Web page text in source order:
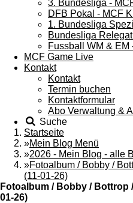
3. Bundesliga -
DFB Pokal - MCF
1. Bundesliga
Bundesliga
Fussball WM & EM
MCF Game Live
Kontakt
Kontakt
Termin buchen
Kontaktformular
Abo Verwaltung &
Suche
Startseite
»Mein Blog Menü
»2026 - Mein Blog - alle
»Fotoalbum / Bobby /
(11-01-26)
Fotoalbum / Bobby / Bottrop
01-26)